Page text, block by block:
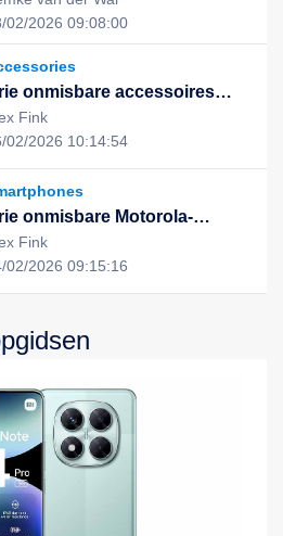
prestaties en stijlvol
02/2026 09:08:00
onmisbare accessoires
een slimme, duurzame en
digitale ervaring
Fink
02/2026 10:14:54
onmisbare Motorola-
voor een slimme,
en duurzame digitale
Fink
02/2026 09:15:16